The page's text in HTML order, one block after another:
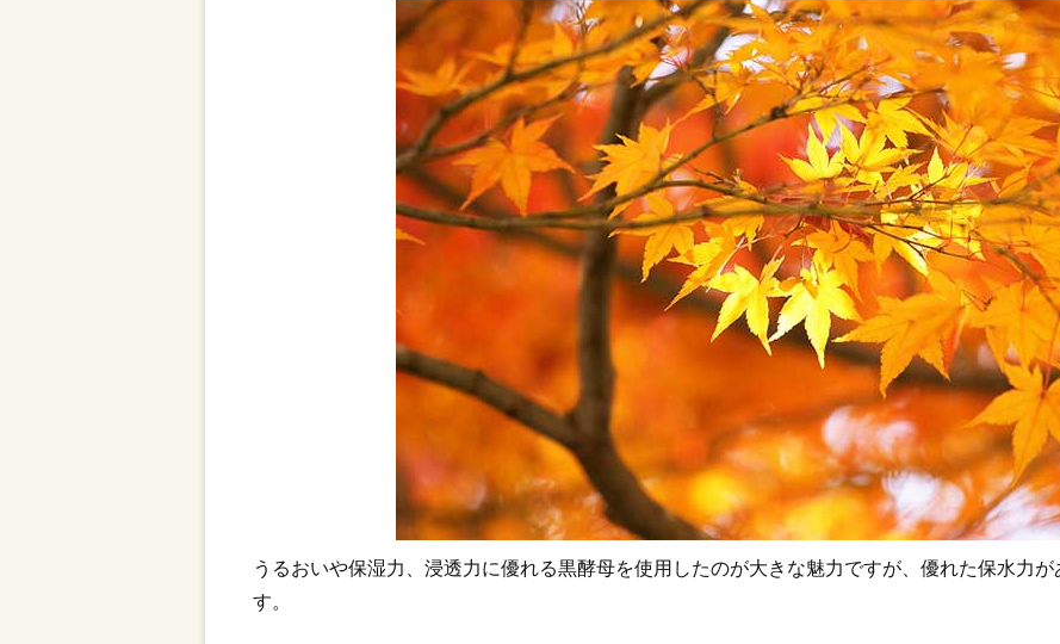
うるおいや保湿力、浸透力に優れる黒酵母を使用したのが大きな魅力ですが、優れた保水力
す。